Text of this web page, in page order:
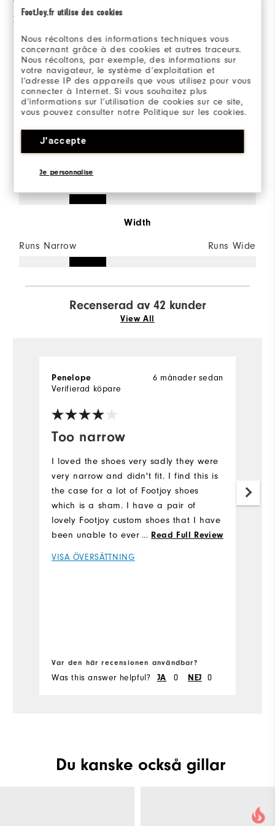
FootJoy.fr utilise des cookies
Nous récoltons des informations techniques vous
concernant grâce à des cookies et autres traceurs.
Nous récoltons, par exemple, des informations sur
votre navigateur, le système d’exploitation et
l’adresse IP des appareils que vous utilisez pour vous
connecter à Internet. Si vous souhaitez plus
d’informations sur l’utilisation de cookies sur ce site,
vous pouvez consulter notre Politique sur les cookies.
J'accepte
Je personnalise
2 stjärnor
1 stjärna
79%
av alla tillfrågade skulle
rekommendera detta för en
vän.
Sizing/Fit
Width
Runs Narrow Runs Wide
Recenserad av 42 kunder
View All
Too narrow
6 månader sedan
Penelope
Verifierad köpare
I loved the shoes very sadly they were
very narrow and didn't fit. I find this is
the case for a lot of Footjoy shoes
which is a sham. I have a pair of
lovely Footjoy custom shoes that I have
been unable to ever wear. They have a
wooden stretcher in them in the hope
that they may fit one day.
... Read Full Review
VISA ÖVERSÄTTNING
Var den här recensionen användbar?
Was this answer helpful? JA 0 NEJ 0
Du kanske också gillar